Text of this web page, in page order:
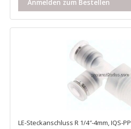
Anmelden zum Bestellen
LE-Steckanschluss R 1/4″-4mm, IQS-PP